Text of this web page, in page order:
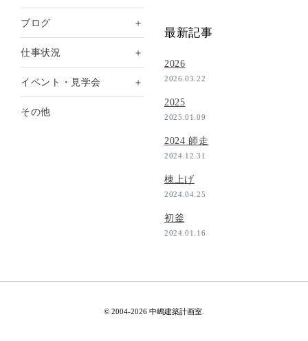
ブログ ＋
仕事状況 ＋
イベント・見学会 ＋
その他
最新記事
2026
2026.03.22
2025
2025.01.09
2024 師走
2024.12.31
棟上げ
2024.04.25
初釜
2024.01.16
© 2004-2026 中嶋建築計画室.